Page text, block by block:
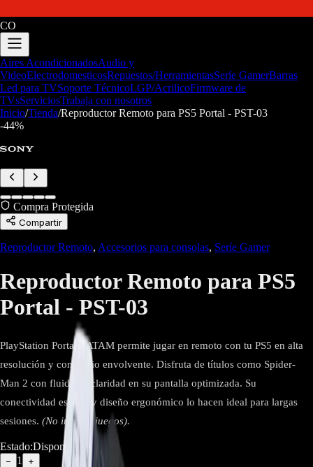
CO
Aires AcondicionadosAudio y
VideoElectrodomesticosRepuestos/HerramientasSeríe GamerBarras
Led para TVSoporte TécnicoLGP/AcrilicoFirmware de
TVsServiciosTrabaja con nosotros
Inicio/Tienda/Reproductor Remoto para PS5 Portal - PST-03
-44%
Compra Protegida
Compartir
Reproductor Remoto, Accesorios para consolas, Seríe Gamer
Reproductor Remoto para PS5
Portal - PST-03
PlayStation Portal LATAM permite jugar en remoto con tu PS5 en alta
resolución y con audio envolvente. Disfruta de títulos como Spider-
Man 2 con fluidez y claridad en su pantalla optimizada. Su
conectividad estable y diseño ergonómico lo hacen ideal para largas
sesiones. (No incluye juegos).
Estado:Disponible
− 1 +